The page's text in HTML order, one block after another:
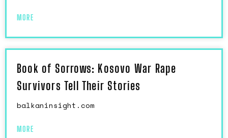
MORE
Book of Sorrows: Kosovo War Rape
Survivors Tell Their Stories
balkaninsight.com
MORE